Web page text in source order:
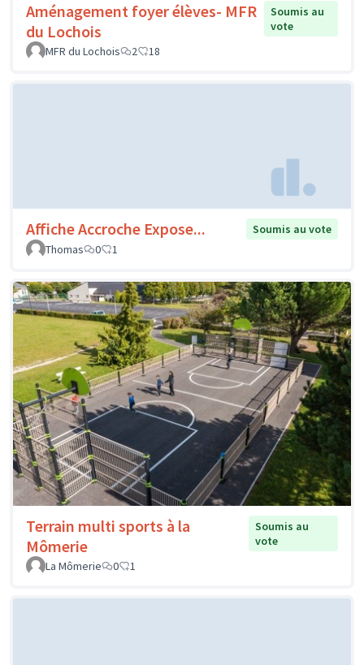
Aménagement foyer élèves- MFR
du Lochois
Soumis au
vote
MFR du Lochois
2 18
Affiche Accroche Expose...
Soumis au vote
Thomas
0 1
Terrain multi sports à la
Mômerie
Soumis au
vote
La Mômerie
0 1